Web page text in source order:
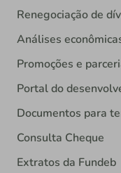
Renegociação de
Análises
Promoções e
Portal do
Documentos para
Consulta Cheque
Extratos da Fundeb